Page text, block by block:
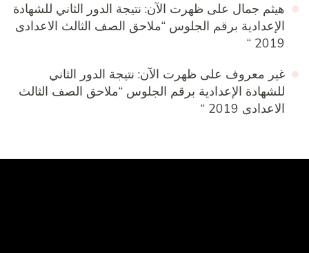
هيثم جمال على ظهرت الآن: نتيجة الدور الثاني للشهادة
الإعدادية برقم الجلوس “ملاحق الصف الثالث الاعدادى
2019 “
غير معروف على ظهرت الآن: نتيجة الدور الثاني
للشهادة الإعدادية برقم الجلوس “ملاحق الصف الثالث
الاعدادى 2019 “